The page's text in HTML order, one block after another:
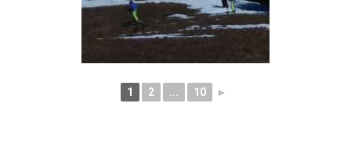
1 2 ... 10 ►